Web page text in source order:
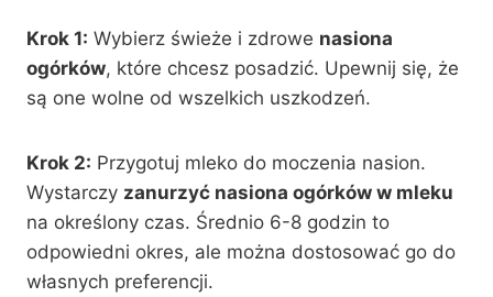
Krok 1: Wybierz świeże i zdrowe nasiona
ogórków, które chcesz posadzić. Upewnij się, że
są one wolne od wszelkich uszkodzeń.
Krok 2: Przygotuj mleko do moczenia nasion.
Wystarczy zanurzyć nasiona ogórków w mleku
na określony czas. Średnio 6-8 godzin to
odpowiedni okres, ale można dostosować go do
własnych preferencji.